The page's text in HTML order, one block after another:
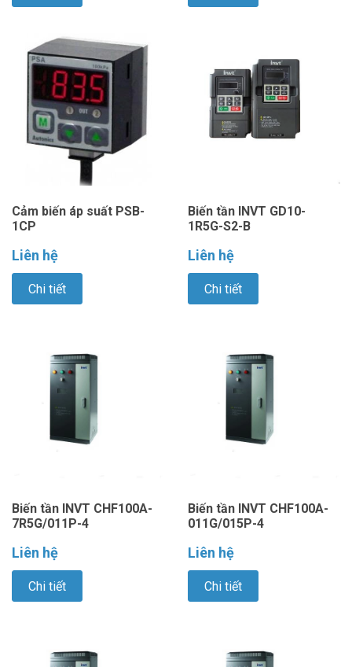
Cảm biến áp suất PSB-
1CP
Liên hệ
Chi tiết
Biến tần INVT GD10-
1R5G-S2-B
Liên hệ
Chi tiết
Biến tần INVT CHF100A-
7R5G/011P-4
Liên hệ
Chi tiết
Biến tần INVT CHF100A-
011G/015P-4
Liên hệ
Chi tiết